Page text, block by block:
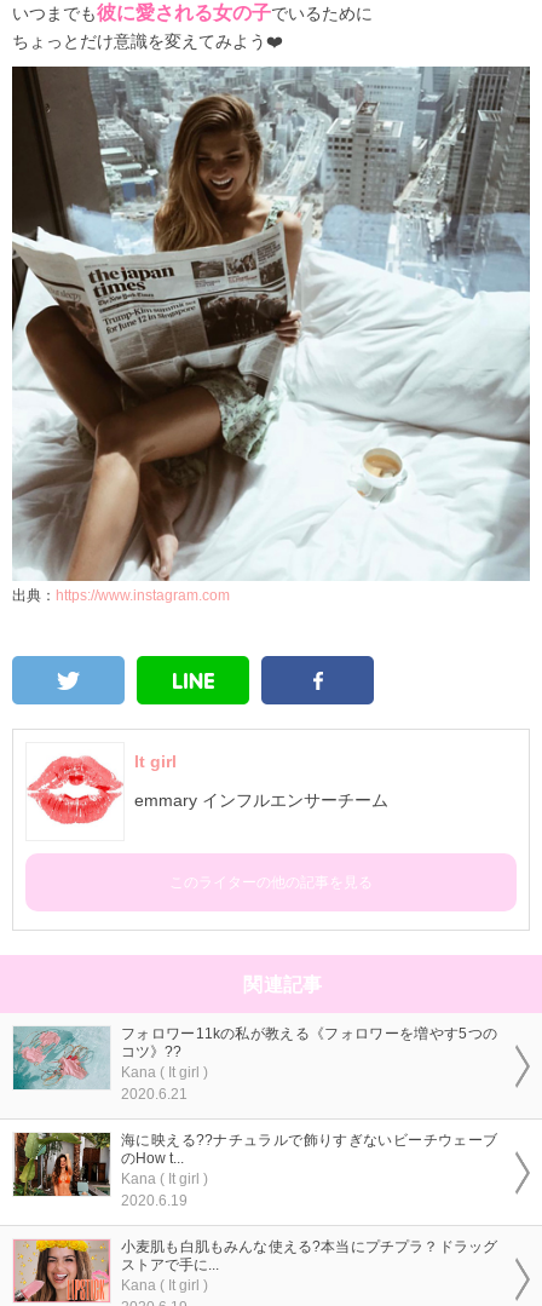
いつまでも彼に愛される女の子でいるために
ちょっとだけ意識を変えてみよう❤️
出典： https://www.instagram.com
It girl
emmary インフルエンサーチーム
このライターの他の記事を見る
関連記事
フォロワー11kの私が教える《フォロワーを増やす5つの
コツ》??
Kana ( It girl )
2020.6.21
海に映える??ナチュラルで飾りすぎないビーチウェーブ
のHow t...
Kana ( It girl )
2020.6.19
小麦肌も白肌もみんな使える?本当にプチプラ？ドラッグ
ストアで手に...
Kana ( It girl )